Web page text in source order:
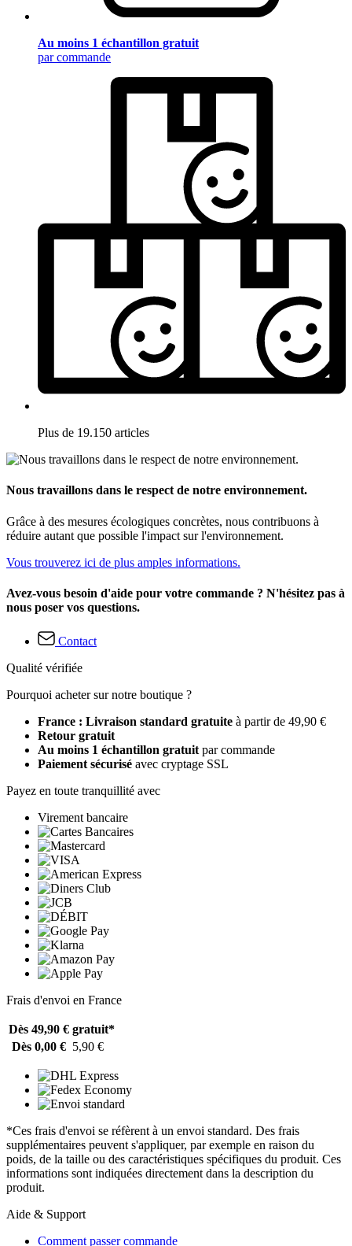
Au moins 1 échantillon gratuit
par commande
Plus de 19.150 articles
Nous travaillons dans le respect de notre environnement.
Grâce à des mesures écologiques concrètes, nous contribuons à
réduire autant que possible l'impact sur l'environnement.
Vous trouverez ici de plus amples informations.
Avez-vous besoin d'aide pour votre commande ? N'hésitez pas à
nous poser vos questions.
Contact
Qualité vérifiée
Pourquoi acheter sur notre boutique ?
France : Livraison standard gratuite à partir de 49,90 €
Retour gratuit
Au moins 1 échantillon gratuit par commande
Paiement sécurisé avec cryptage SSL
Payez en toute tranquillité avec
Virement bancaire
Frais d'envoi en France
Dès 49,90 € gratuit*
Dès 0,00 € 5,90 €
*Ces frais d'envoi se réfèrent à un envoi standard. Des frais
supplémentaires peuvent s'appliquer, par exemple en raison du
poids, de la taille ou des caractéristiques spécifiques du produit. Ces
informations sont indiquées directement dans la description du
produit.
Aide & Support
Comment passer commande